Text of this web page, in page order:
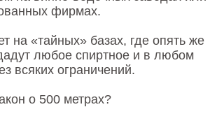
фирмах.
на «тайных» базах, где опять же
любое спиртное и в любом
всяких ограничений.
о 500 метрах?